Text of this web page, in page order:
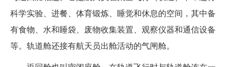
科学实验、进餐、体育锻炼、睡觉和休息的空间，其中备
有食物、水和睡袋、废物收集装置、观察仪器和通信设备
等。轨道舱还接有航天员出舱活动的气闸舱。